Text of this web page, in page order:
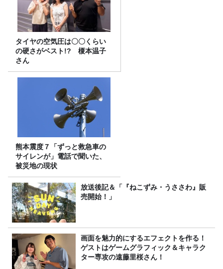
タイヤの空気圧は〇〇くらい
の硬さがベスト!? 榎本温子
さん
熊本震度７「ずっと救急車の
サイレンが」電話で聞いた、
被災地の現状
放送後記＆「『ねこずみ・うささわ』販
売開始！」
画面を魅力的にするエフェクトを作る！
ゲストはゲームグラフィック＆キャラク
ター専攻の遠藤里桜さん！